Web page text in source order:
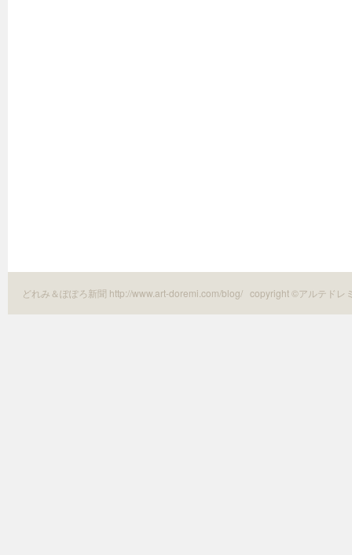
どれみ＆ぽぽろ新聞 http://www.art-doremi.com/blog/ copyright ©アルテドレ